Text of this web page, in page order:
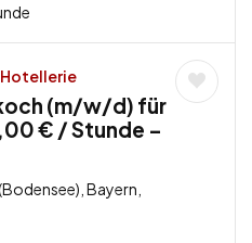
(m/w/d) für
€ / Stunde –
Bayern,